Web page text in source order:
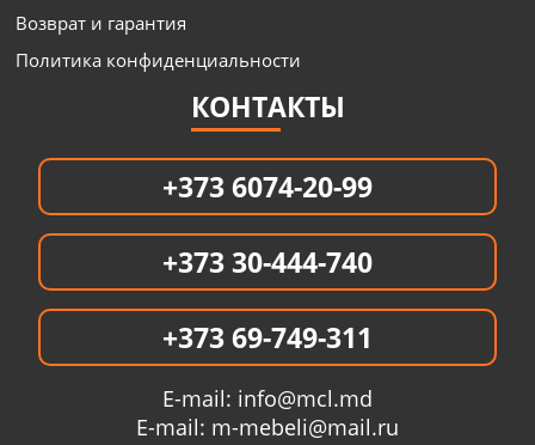
Возврат и гарантия
Политика конфиденциальности
КОНТАКТЫ
+373 6074-20-99
+373 30-444-740
+373 69-749-311
E-mail: info@mcl.md
E-mail: m-mebeli@mail.ru